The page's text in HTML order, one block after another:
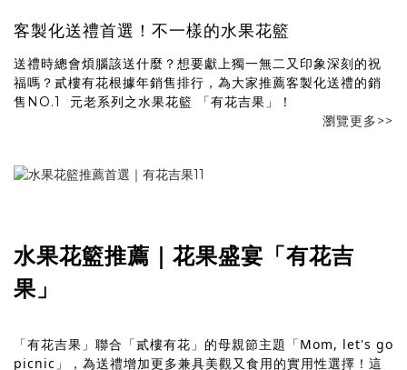
客製化送禮首選！不一樣的水果花籃
送禮時總會煩腦該送什麼？想要獻上獨一無二又印象深刻的祝
福嗎？貳樓有花根據年銷售排行，為大家推薦客製化送禮的銷
售NO.1 元老系列之水果花籃 「有花吉果」！
瀏覽更多>>
水果花籃推薦｜花果盛宴「有花吉
果」
「有花吉果」聯合「貳樓有花」的母親節主題「Mom, let's go
picnic」，為送禮增加更多兼具美觀又食用的實用性選擇！這